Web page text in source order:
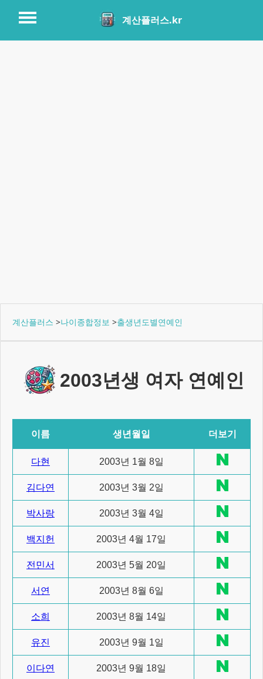
계산플러스.kr
계산플러스 >나이종합정보 >출생년도별연예인
2003년생 여자 연예인
이름 생년월일 더보기
다현 2003년 1월 8일
김다연 2003년 3월 2일
박사랑 2003년 3월 4일
백지헌 2003년 4월 17일
전민서 2003년 5월 20일
서연 2003년 8월 6일
소희 2003년 8월 14일
유진 2003년 9월 1일
이다연 2003년 9월 18일